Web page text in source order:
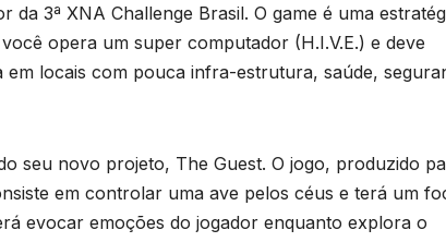
3ª XNA Challenge Brasil. O game é uma
opera um super computador (H.I.V.E.) e deve
em locais com pouca infra-estrutura, saúde,
seu novo projeto, The Guest. O jogo, produzido
em controlar uma ave pelos céus e terá um
evocar emoções do jogador enquanto explora o